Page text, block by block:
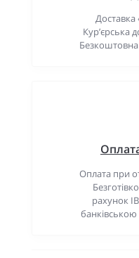
Кур’єрська
Безкоштовна
Оплата при
рахунок